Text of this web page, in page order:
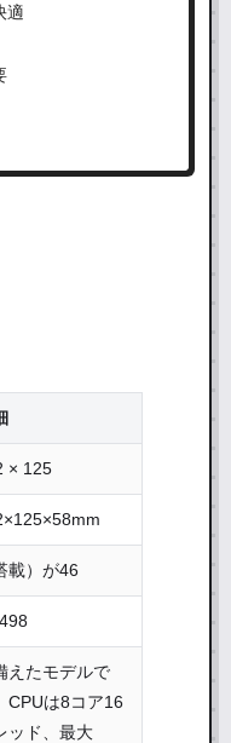
適
× 125
載）が46
えたモデルで
CPUは8コア16
ッド、最大